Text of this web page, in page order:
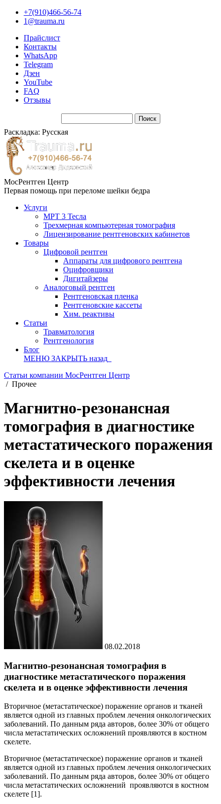
+7(910)466-56-74
1@trauma.ru
Прайслист
Контакты
WhatsApp
Telegram
Дзен
YouTube
FAQ
Отзывы
Раскладка: Русская
МосРентген Центр
Первая помощь при переломе шейки бедра
Услуги
МРТ 3 Тесла
Трехмерная компьютерная томография
Лицензирование рентгеновских кабинетов
Товары
Цифровой рентген
Аппараты для цифрового рентгена
Оцифровщики
Дигитайзеры
Аналоговый рентген
Рентгеновская пленка
Рентгеновские кассеты
Хим. реактивы
Статьи
Травматология
Рентгенология
Блог
МЕНЮ ЗАКРЫТЬ назад
Статьи компании МосРентген Центр
/ Прочее
Магнитно-резонансная
томография в диагностике
метастатического поражения
скелета и в оценке
эффективности лечения
08.02.2018
Магнитно-резонансная томография в
диагностике метастатического поражения
скелета и в оценке эффективности лечения
Вторичное (метастатическое) поражение органов и тканей
является одной из главных проблем лечения онкологических
заболеваний. По данным ряда авторов, более 30% от общего
числа метастатических осложнений проявляются в костном
скелете.
Вторичное (метастатическое) поражение органов и тканей
является одной из главных проблем лечения онкологических
заболеваний. По данным ряда авторов, более 30% от общего
числа метастатических осложнений проявляются в костном
скелете [1].